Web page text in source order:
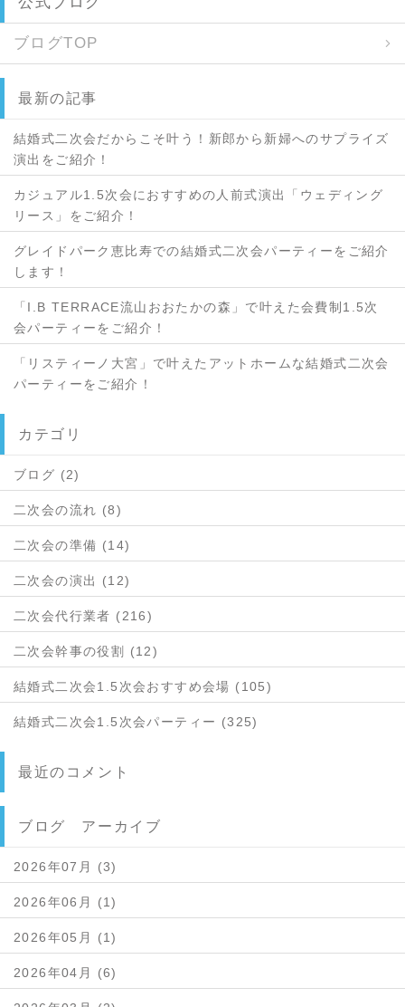
ブログTOP
最新の記事
結婚式二次会だからこそ叶う！新郎から新婦へのサプライズ
演出をご紹介！
カジュアル1.5次会におすすめの人前式演出「ウェディング
リース」をご紹介！
グレイドパーク恵比寿での結婚式二次会パーティーをご紹介
します！
「I.B TERRACE流山おおたかの森」で叶えた会費制1.5次
会パーティーをご紹介！
「リスティーノ大宮」で叶えたアットホームな結婚式二次会
パーティーをご紹介！
カテゴリ
ブログ (2)
二次会の流れ (8)
二次会の準備 (14)
二次会の演出 (12)
二次会代行業者 (216)
二次会幹事の役割 (12)
結婚式二次会1.5次会おすすめ会場 (105)
結婚式二次会1.5次会パーティー (325)
最近のコメント
ブログ アーカイブ
2026年07月 (3)
2026年06月 (1)
2026年05月 (1)
2026年04月 (6)